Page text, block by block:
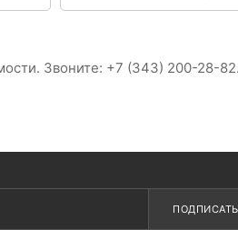
Звоните: +7 (343) 200-28-